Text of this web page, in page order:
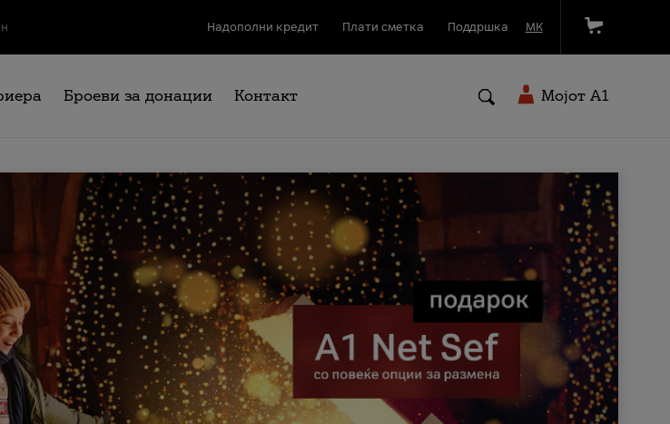
Надополни кредит Плати сметка Поддршка МК
Броеви за донации Контакт Мојот A1